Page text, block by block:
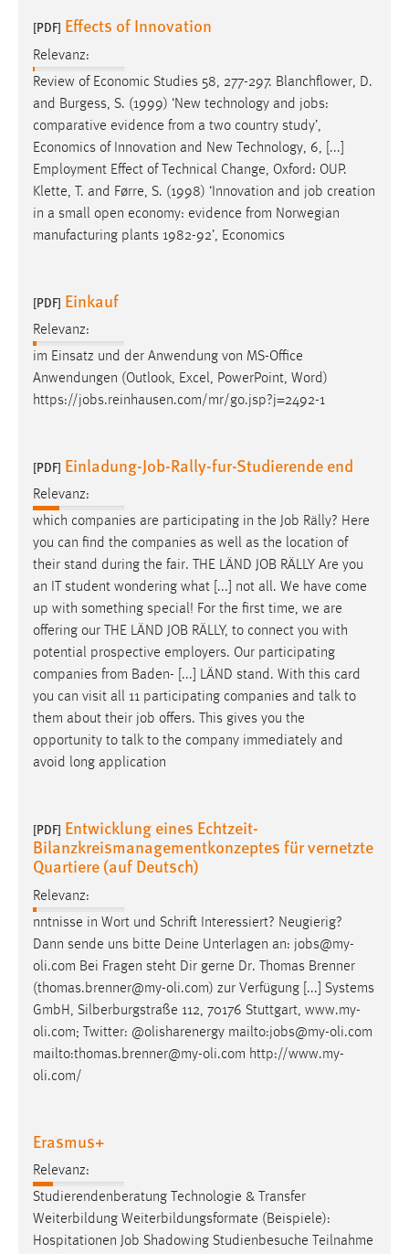
[PDF] Effects of Innovation
Relevanz:
Review of Economic Studies 58, 277-297. Blanchflower, D.
and Burgess, S. (1999) ‘New technology and jobs:
comparative evidence from a two country study’,
Economics of Innovation and New Technology, 6, [...]
Employment Effect of Technical Change, Oxford: OUP.
Klette, T. and Førre, S. (1998) ‘Innovation and job creation
in a small open economy: evidence from Norwegian
manufacturing plants 1982-92’, Economics
[PDF] Einkauf
Relevanz:
im Einsatz und der Anwendung von MS-Office
Anwendungen (Outlook, Excel, PowerPoint, Word)
https://jobs.reinhausen.com/mr/go.jsp?j=2492-1
[PDF] Einladung-Job-Rally-fur-Studierende end
Relevanz:
which companies are participating in the Job Rälly? Here
you can find the companies as well as the location of
their stand during the fair. THE LÄND JOB RÄLLY Are you
an IT student wondering what [...] not all. We have come
up with something special! For the first time, we are
offering our THE LÄND JOB RÄLLY, to connect you with
potential prospective employers. Our participating
companies from Baden- [...] LÄND stand. With this card
you can visit all 11 participating companies and talk to
them about their job offers. This gives you the
opportunity to talk to the company immediately and
avoid long application
[PDF] Entwicklung eines Echtzeit-
Bilanzkreismanagementkonzeptes für vernetzte
Quartiere (auf Deutsch)
Relevanz:
nntnisse in Wort und Schrift Interessiert? Neugierig?
Dann sende uns bitte Deine Unterlagen an: jobs@my-
oli.com Bei Fragen steht Dir gerne Dr. Thomas Brenner
(thomas.brenner@my-oli.com) zur Verfügung [...] Systems
GmbH, Silberburgstraße 112, 70176 Stuttgart, www.my-
oli.com; Twitter: @olisharenergy mailto:jobs@my-oli.com
mailto:thomas.brenner@my-oli.com http://www.my-
oli.com/
Erasmus+
Relevanz:
Studierendenberatung Technologie & Transfer
Weiterbildung Weiterbildungsformate (Beispiele):
Hospitationen Job Shadowing Studienbesuche Teilnahme
Conversion-Tracking
Cookie Laufzeit:
3 Monate
Facebook Pixel
Name:
Anbieter:
Facebook
Cookie Laufzeit:
Plattformen anzeigen zu können, werden von diesen
externen Medien Cookies gesetzt.
YouTube
Vimeo